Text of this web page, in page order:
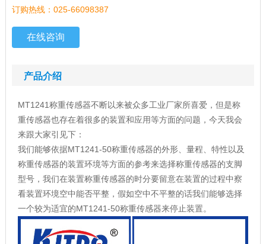
订购热线：025-66098387
在线咨询
产品介绍
MT1241称重传感器不断以来被众多工业厂家所喜爱，但是称
重传感器也存在着很多的装置和应用等方面的问题，今天我会
来跟大家引见下：
我们能够依据MT1241-50称重传感器的外形、量程、特性以及
称重传感器的装置环境等方面的参考来选择称重传感器的支脚
型号，我们在装置称重传感器的时分要留意在装置的过程中察
看装置环境空中能否平整，假如空中不平整的话我们能够选择
一个较为适宜的MT1241-50称重传感器来停止装置。